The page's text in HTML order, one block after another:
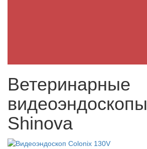
Ветеринарные
видеоэндоскопы
Shinova